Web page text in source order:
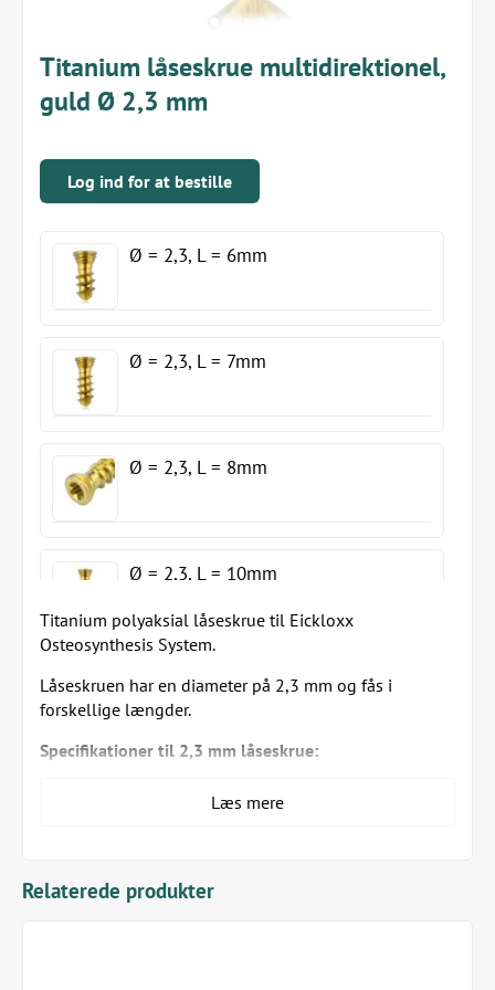
Titanium låseskrue multidirektionel,
guld Ø 2,3 mm
Log ind for at bestille
Ø = 2,3, L = 6mm
Ø = 2,3, L = 7mm
Ø = 2,3, L = 8mm
Ø = 2,3, L = 10mm
Ø = 2,3, L = 12mm
Ø = 2,3, L = 16mm
Titanium polyaksial låseskrue til Eickloxx
Osteosynthesis System.
Låseskruen har en diameter på 2,3 mm og fås i
forskellige længder.
Specifikationer til 2,3 mm låseskrue:
Passer til skruetrækker, Torx 6
Læs mere
Relaterede produkter